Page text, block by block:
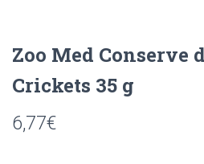
Zoo Med Conserve
Crickets 35 g
6,77€